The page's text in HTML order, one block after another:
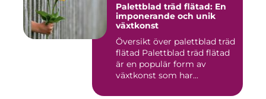
Palettblad träd flätad: En
imponerande och unik
växtkonst
Översikt över palettblad träd
flätad Palettblad träd flätad
är en populär form av
växtkonst som har...